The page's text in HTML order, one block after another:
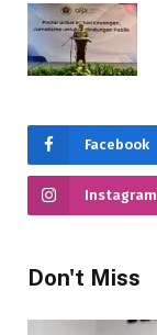
Facebook
Instagram
Don't Miss